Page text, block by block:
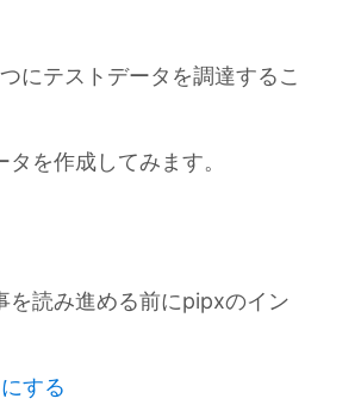
にテストデータを調達するこ
を作成してみます。
読み進める前にpipxのイン
する